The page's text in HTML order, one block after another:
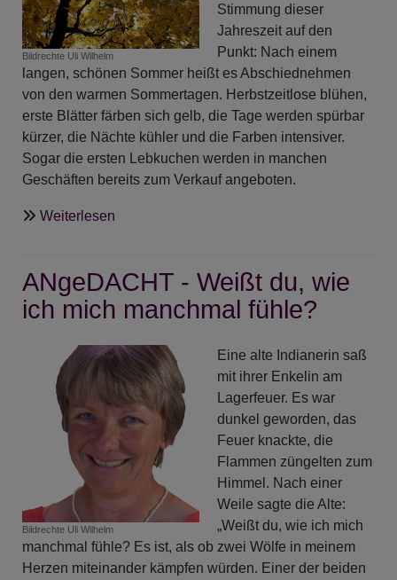
Bildrechte Uli Wilhelm
Stimmung dieser
Jahreszeit auf den
Punkt: Nach einem
langen, schönen Sommer heißt es Abschiednehmen
von den warmen Sommertagen. Herbstzeitlose blühen,
erste Blätter färben sich gelb, die Tage werden spürbar
kürzer, die Nächte kühler und die Farben intensiver.
Sogar die ersten Lebkuchen werden in manchen
Geschäften bereits zum Verkauf angeboten.
Weiterlesen
Herbstgedanken
ANgeDACHT - Weißt du, wie
ich mich manchmal fühle?
Bildrechte Uli Wilhelm
Eine alte Indianerin saß
mit ihrer Enkelin am
Lagerfeuer. Es war
dunkel geworden, das
Feuer knackte, die
Flammen züngelten zum
Himmel. Nach einer
Weile sagte die Alte:
„Weißt du, wie ich mich
manchmal fühle? Es ist, als ob zwei Wölfe in meinem
Herzen miteinander kämpfen würden. Einer der beiden